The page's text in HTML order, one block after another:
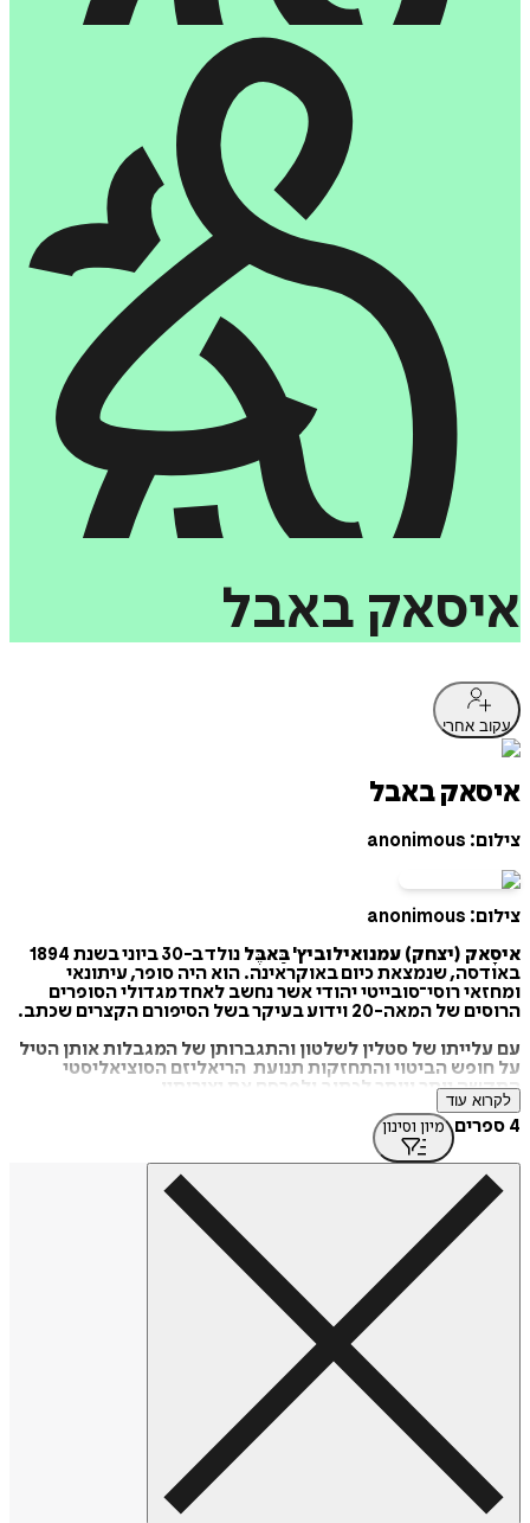
איסאק באבל
עקוב אחרי
איסאק באבל
צילום: anonimous
צילום: anonimous
איסָאק (יצחק) עמנואילוביץ' בַּאבֶּל
נולד ב-30 ביוני בשנת 1894
באודסה, שנמצאת כיום באוקראינה. הוא היה סופר, עיתונאי
ומחזאי רוסי־סובייטי יהודי אשר נחשב לאחד מגדולי הסופרים
הרוסים של המאה-20 וידוע בעיקר בשל הסיפורם הקצרים שכתב.
עם עלייתו של סטלין לשלטון והתגברותן של המגבלות אותן הטיל
על חופש הביטוי והתחזקות תנועת הריאליזם הסוציאליסטי
התקשה יותר ויותר לכתוב ולפרסם את יצירותיו.
בשנת 1939 הואשם באבל בריגול ונעצר על ידו ה- נ.ק.ו.ד. לאחר
בירייה. כל כתבי היד והמסמכים שלו הוחרמו ואבדו. לפי רישומים
1941.
כשנה לאחר מותו של סטלין, זוכהבאפן פומבי מכל ההאשמות
ויקיפדיה
לקרוא עוד
4 ספרים מיון וסינון